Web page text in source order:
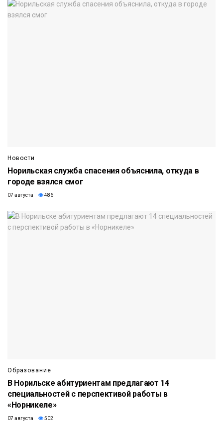
Новости
Норильская служба спасения объяснила, откуда в
городе взялся смог
07 августа 486
Образование
В Норильске абитуриентам предлагают 14
специальностей с перспективой работы в
«Норникеле»
07 августа 502